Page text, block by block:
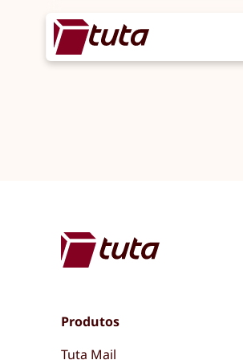
Produtos
Tuta Mail